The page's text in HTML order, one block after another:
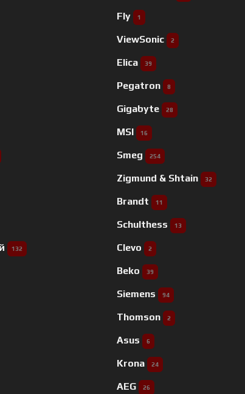
132
Fly 1
ViewSonic 2
Elica 39
Pegatron 8
Gigabyte 28
MSI 16
Smeg 254
Zigmund & Shtain 32
Brandt 11
Schulthess 13
Clevo 2
Beko 39
Siemens 94
Thomson 2
Asus 6
Krona 24
AEG 26